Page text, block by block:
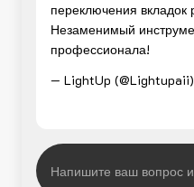
переключения
Незаменимый
профессионала!
— LightUp (@Lightupaii)